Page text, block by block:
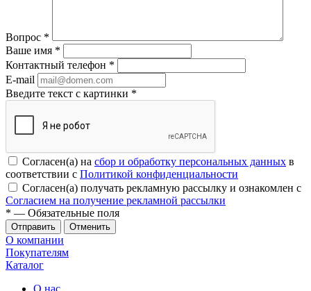
Вопрос *
Ваше имя *
Контактный телефон *
E-mail
Введите текст с картинки *
Согласен(а) на сбор и обработку персональных данных в
соответствии с Политикой конфиденциальности
Согласен(а) получать рекламную рассылку и ознакомлен с
Согласием на получение рекламной рассылки
* — Обязательные поля
Отменить
О компании
Покупателям
Каталог
О нас